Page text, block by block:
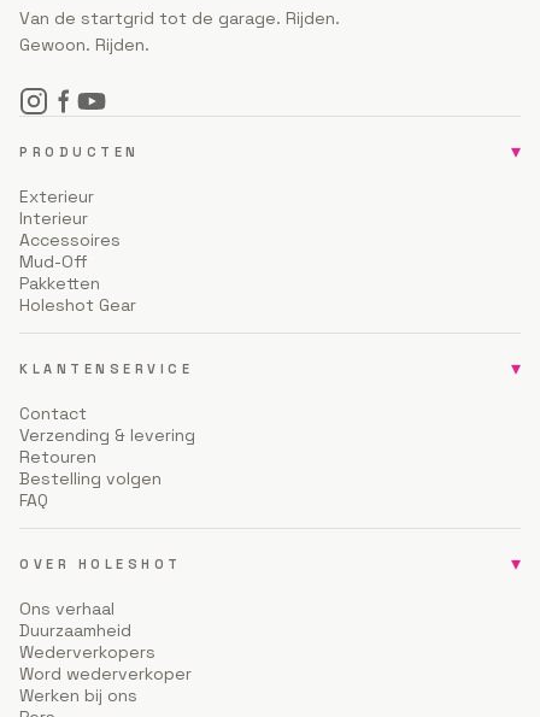
Van de startgrid tot de garage. Rijden.
Gewoon. Rijden.
PRODUCTEN ▾
Exterieur
Interieur
Accessoires
Mud-Off
Pakketten
Holeshot Gear
KLANTENSERVICE ▾
Contact
Verzending & levering
Retouren
Bestelling volgen
FAQ
OVER HOLESHOT ▾
Ons verhaal
Duurzaamheid
Wederverkopers
Word wederverkoper
Werken bij ons